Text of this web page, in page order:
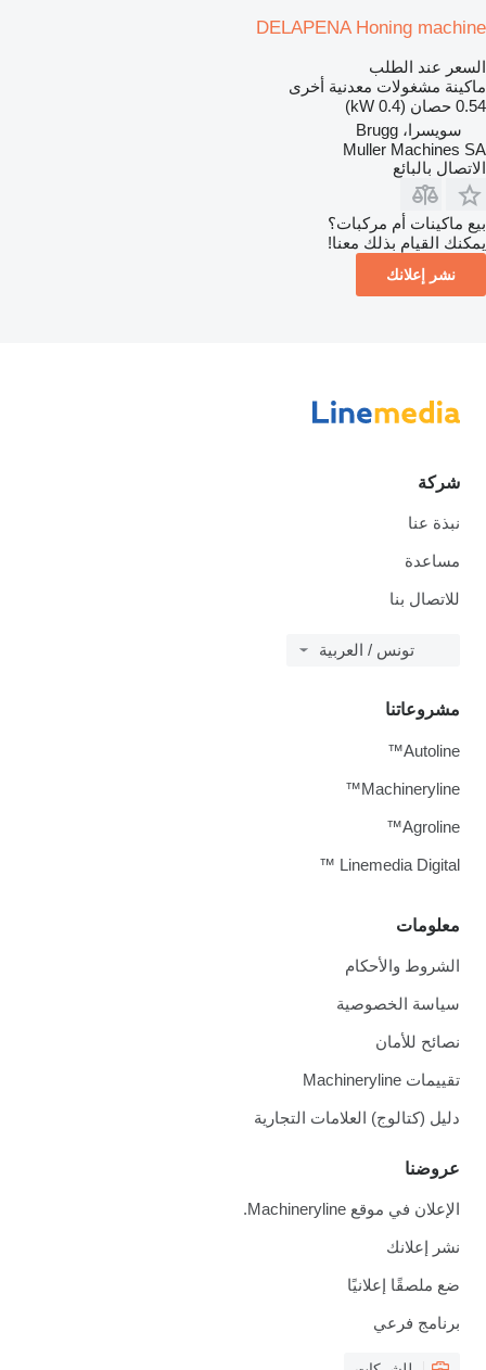
DELAPENA Honing machine
السعر عند الطلب
ماكينة مشغولات معدنية أخرى
0.54 حصان (0.4 kW)
سويسرا، Brugg
Muller Machines SA
الاتصال بالبائع
بيع ماكينات أم مركبات؟
يمكنك القيام بذلك معنا!
نشر إعلانك
شركة
نبذة عنا
مساعدة
للاتصال بنا
تونس / العربية
معلومات
الشروط والأحكام
سياسة الخصوصية
نصائح للأمان
تقييمات Machineryline
دليل (كتالوج) العلامات التجارية
عروضنا
الإعلان في موقع Machineryline.
نشر إعلانك
ضع ملصقًا إعلانيًا
برنامج فرعي
مشروعاتنا
Autoline™
Machineryline™
Agroline™
Linemedia Digital ™